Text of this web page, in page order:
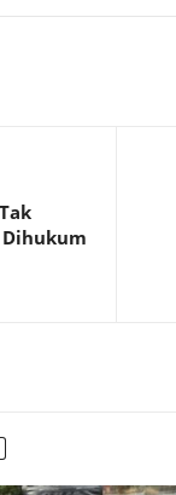
Dihukum